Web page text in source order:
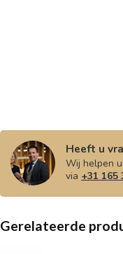
Heeft u
Wij helpen
via +31 165
Gerelateerde